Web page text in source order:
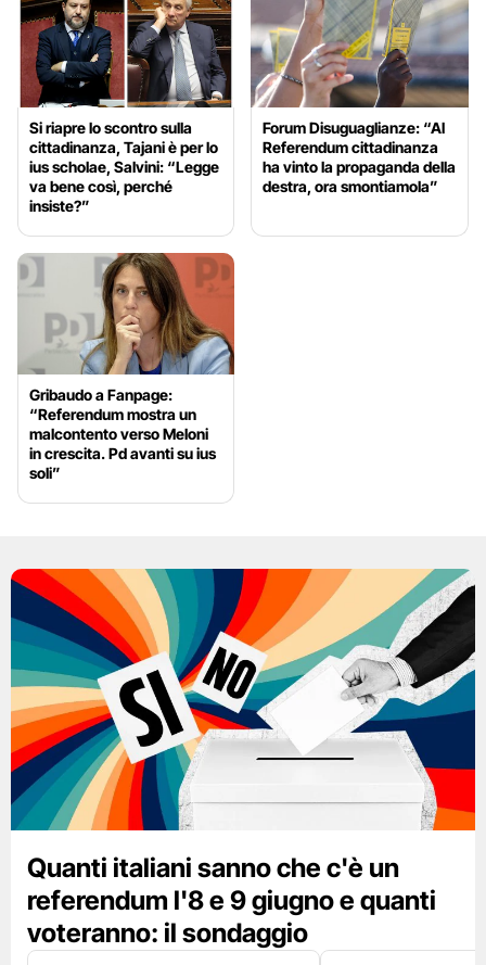
Si riapre lo scontro sulla
cittadinanza, Tajani è per lo
ius scholae, Salvini: “Legge
va bene così, perché
insiste?”
Forum Disuguaglianze: “Al
Referendum cittadinanza
ha vinto la propaganda della
destra, ora smontiamola”
Gribaudo a Fanpage:
“Referendum mostra un
malcontento verso Meloni
in crescita. Pd avanti su ius
soli”
Quanti italiani sanno che c'è un
referendum l'8 e 9 giugno e quanti
voteranno: il sondaggio